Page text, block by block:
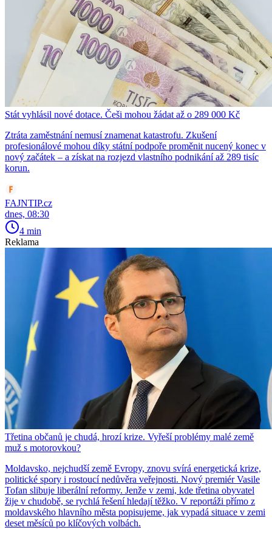
Stát vyhlásil nové dotace. Češi mohou žádat až o 289 000 Kč
Ztráta zaměstnání nemusí znamenat katastrofu. Zkušení
profesionálové mohou díky státní podpoře proměnit nucený konec v
nový začátek – a získat na rozjezd vlastního podnikání až 289 tisíc
korun.
FAJNTIP.cz
dnes, 08:30
4 min
Reklama
Třetina občanů je chudá, hrozí krize. Vyřeší problémy malé země
muž s motorovkou?
Moldavsko, nejchudší země Evropy, znovu svírá energetická krize,
politické spory i rostoucí nedůvěra veřejnosti. Nový premiér Vasile
Tofan slibuje liberální reformy. Jenže v zemi, kde třetina obyvatel
žije v chudobě, se rychlá řešení hledají těžko. V reportáži přímo z
moldavského hlavního města popisujeme, jak vypadá situace v zemi
deset měsíců po klíčových volbách.